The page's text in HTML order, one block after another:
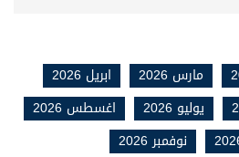
مارس 2026
ابريل 2026
يوليو 2026
اغسطس 2026
نوفمبر 2026